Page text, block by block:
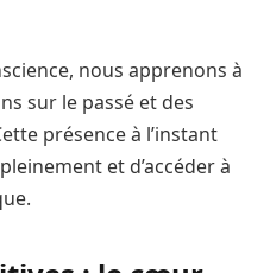
nous apprenons à
sur le passé et des
présence à l’instant
et d’accéder à